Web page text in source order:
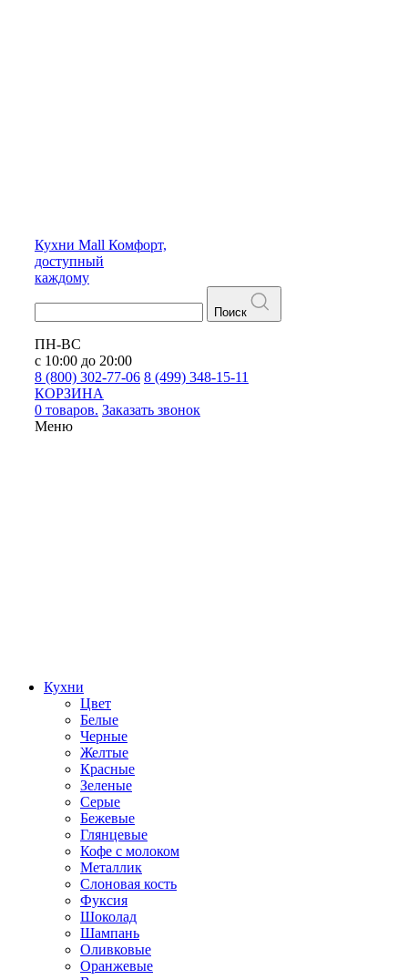
Кухни Mall Комфорт,
доступный
каждому
Поиск
ПН-ВС
с 10:00 до 20:00
8 (800) 302-77-06 8 (499) 348-15-11
КОРЗИНА
0 товаров. Заказать звонок
Меню
Кухни
Цвет
Белые
Черные
Желтые
Красные
Зеленые
Серые
Бежевые
Глянцевые
Кофе с молоком
Металлик
Слоновая кость
Фуксия
Шоколад
Шампань
Оливковые
Оранжевые